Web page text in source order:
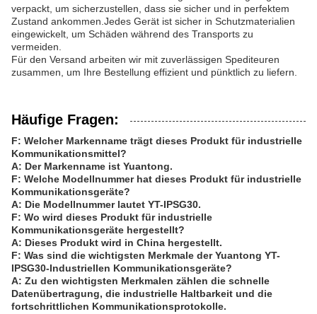
verpackt, um sicherzustellen, dass sie sicher und in perfektem
Zustand ankommen.Jedes Gerät ist sicher in Schutzmaterialien
eingewickelt, um Schäden während des Transports zu
vermeiden.
Für den Versand arbeiten wir mit zuverlässigen Spediteuren
zusammen, um Ihre Bestellung effizient und pünktlich zu liefern.
Häufige Fragen:
F: Welcher Markenname trägt dieses Produkt für industrielle
Kommunikationsmittel?
A: Der Markenname ist Yuantong.
F: Welche Modellnummer hat dieses Produkt für industrielle
Kommunikationsgeräte?
A: Die Modellnummer lautet YT-IPSG30.
F: Wo wird dieses Produkt für industrielle
Kommunikationsgeräte hergestellt?
A: Dieses Produkt wird in China hergestellt.
F: Was sind die wichtigsten Merkmale der Yuantong YT-
IPSG30-Industriellen Kommunikationsgeräte?
A: Zu den wichtigsten Merkmalen zählen die schnelle
Datenübertragung, die industrielle Haltbarkeit und die
fortschrittlichen Kommunikationsprotokolle.